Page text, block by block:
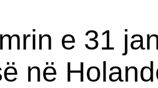
e 31
në